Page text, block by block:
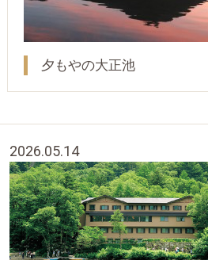
夕もやの大正池
2026.05.14